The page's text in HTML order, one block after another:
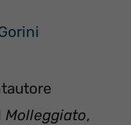
Molleggiato,